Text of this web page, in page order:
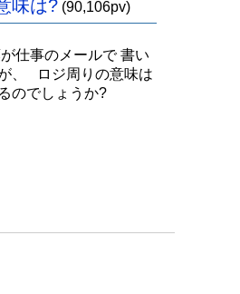
味は? (90,106pv)
仕事のメールで 書い
、 ロジ周りの意味は
のでしょうか?